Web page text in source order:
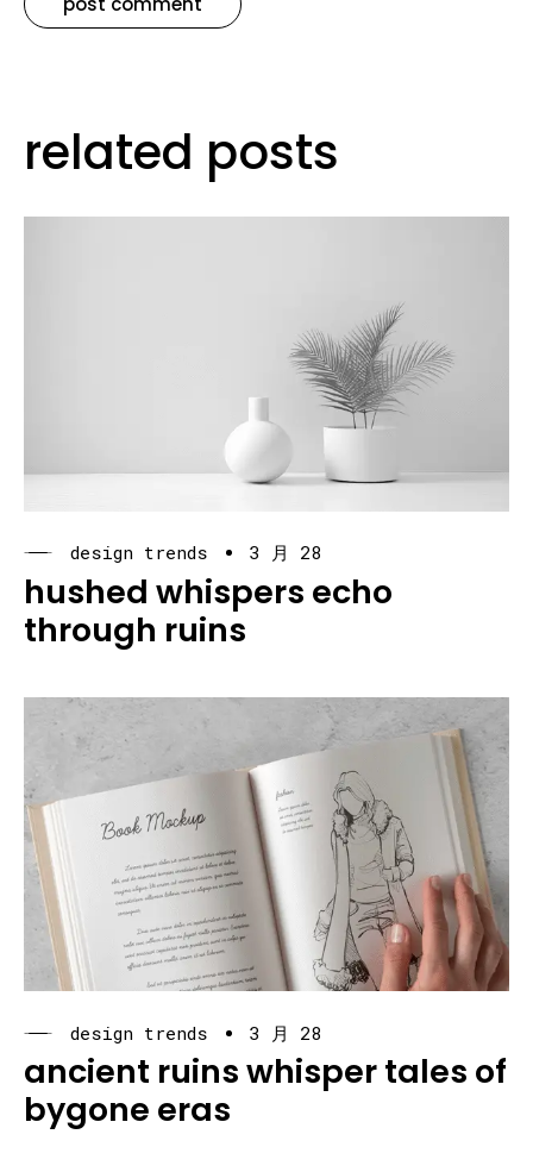
related posts
design trends 3 月 28
hushed whispers echo
through ruins
design trends 3 月 28
ancient ruins whisper tales of
bygone eras